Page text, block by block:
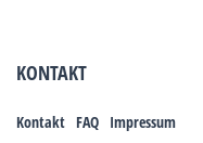
KONTAKT
Kontakt FAQ Impressum